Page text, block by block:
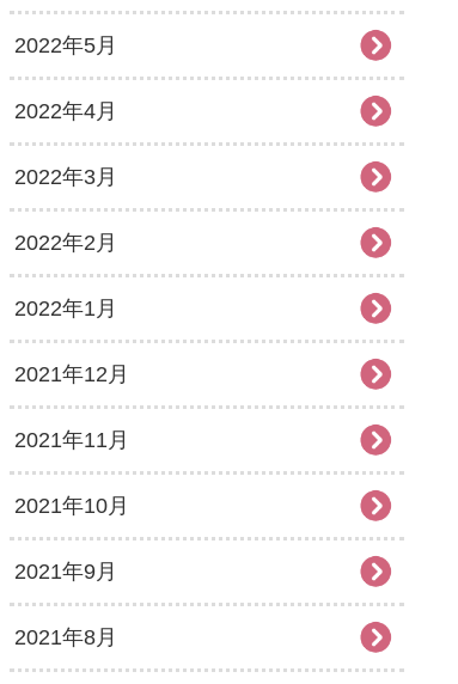
2022年5月
2022年4月
2022年3月
2022年2月
2022年1月
2021年12月
2021年11月
2021年10月
2021年9月
2021年8月